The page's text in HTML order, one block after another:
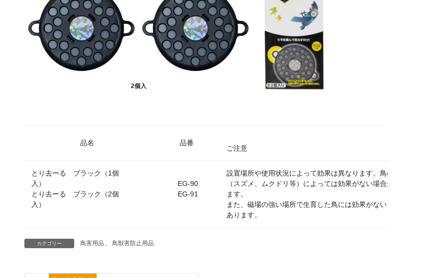
2個入
品名 品番
ご注意
とり去ーる ブラック（1個
入）
とり去ーる ブラック（2個
入）
EG-90
EG-91
設置場所や使用状況によって効果は異なります。鳥の種類
（スズメ、ムクドリ等）によっては効果がない場合があり
ます。
また、磁場の強い場所で生育した鳥には効果がないことが
あります。
カテゴリー 鳥害用品 、 鳥獣害防止用品